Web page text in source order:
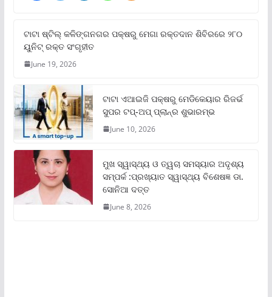
ଟାଟା ଷ୍ଟିଲ୍‌ କଳିଙ୍ଗନଗର ପକ୍ଷରୁ ମେଗା ରକ୍ତଦାନ ଶିବିରରେ ୨୮୦
ୟୁନିଟ୍‌ ରକ୍ତ ସଂଗୃହୀତ
June 19, 2026
ଟାଟା ଏଆଇଜି ପକ୍ଷରୁ ମେଡିକେୟାର ରିଜର୍ଭ
ସୁପର ଟପ୍‌-ଅପ୍ ପ୍ଲାନ୍‌ର ଶୁଭାରମ୍ଭ
June 10, 2026
ମୁଖ ସ୍ୱାସ୍ଥ୍ୟ ଓ ତ୍ୱଚା ସମସ୍ୟାର ଅଦୃଶ୍ୟ
ସମ୍ପର୍କ :ପ୍ରଖ୍ୟାତ ସ୍ୱାସ୍ଥ୍ୟ ବିଶେଷଜ୍ଞ ଡା.
ସୋନିଆ ଦତ୍ତ
June 8, 2026